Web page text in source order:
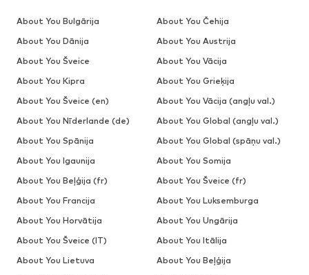
About You Bulgārija
About You Čehija
About You Dānija
About You Austrija
About You Šveice
About You Vācija
About You Kipra
About You Grieķija
About You Šveice (en)
About You Vācija (angļu val.)
About You Nīderlande (de)
About You Global (angļu val.)
About You Spānija
About You Global (spāņu val.)
About You Igaunija
About You Somija
About You Beļģija (fr)
About You Šveice (fr)
About You Francija
About You Luksemburga
About You Horvātija
About You Ungārija
About You Šveice (IT)
About You Itālija
About You Lietuva
About You Beļģija